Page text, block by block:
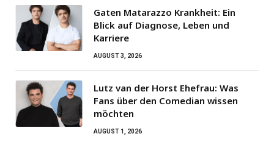
Gaten Matarazzo Krankheit: Ein
Blick auf Diagnose, Leben und
Karriere
AUGUST 3, 2026
Lutz van der Horst Ehefrau: Was
Fans über den Comedian wissen
möchten
AUGUST 1, 2026